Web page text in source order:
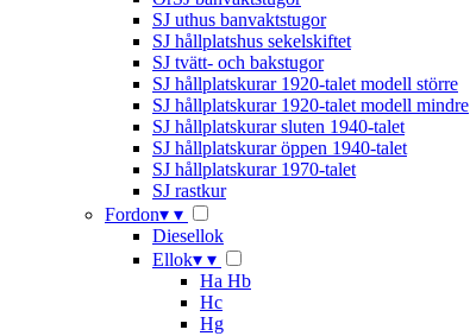
SJ uthus banvaktstugor
SJ hållplatshus sekelskiftet
SJ tvätt- och bakstugor
SJ hållplatskurar 1920-talet modell större
SJ hållplatskurar 1920-talet modell mindre
SJ hållplatskurar sluten 1940-talet
SJ hållplatskurar öppen 1940-talet
SJ hållplatskurar 1970-talet
SJ rastkur
Fordon▾ ▾
Diesellok
Ellok▾ ▾
Ha Hb
Hc
Hg